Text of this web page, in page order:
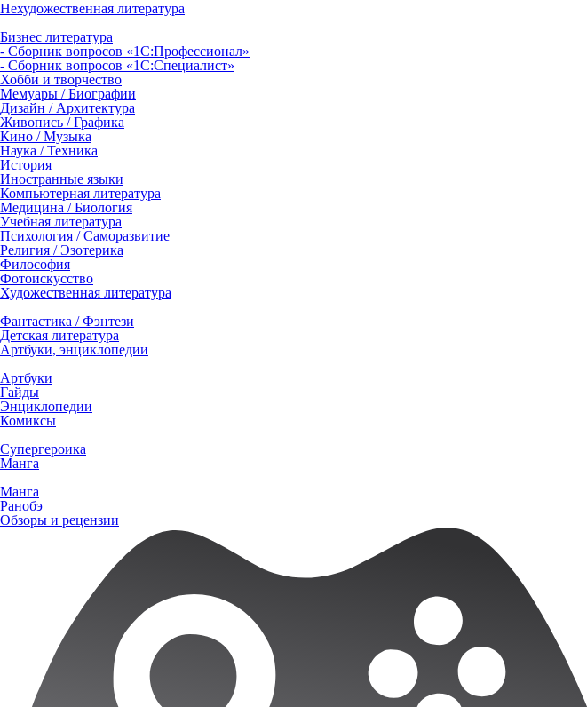
Нехудожественная литература
Бизнес литература
- Сборник вопросов «1С:Профессионал»
- Сборник вопросов «1С:Специалист»
Хобби и творчество
Мемуары / Биографии
Дизайн / Архитектура
Живопись / Графика
Кино / Музыка
Наука / Техника
История
Иностранные языки
Компьютерная литература
Медицина / Биология
Учебная литература
Психология / Саморазвитие
Религия / Эзотерика
Философия
Фотоискусство
Художественная литература
Фантастика / Фэнтези
Детская литература
Артбуки, энциклопедии
Артбуки
Гайды
Энциклопедии
Комиксы
Супергероика
Манга
Манга
Ранобэ
Обзоры и рецензии